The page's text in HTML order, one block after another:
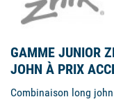
GAMME JUNIOR
JOHN À PRIX
Combinaison long